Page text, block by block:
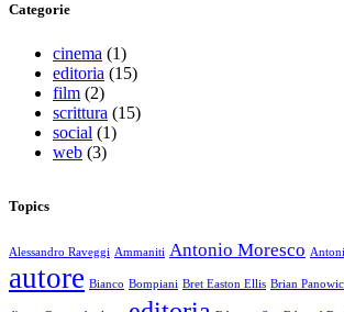
Categorie
cinema (1)
editoria (15)
film (2)
scrittura (15)
social (1)
web (3)
Topics
Alessandro Raveggi Ammaniti Antonio Moresco
autore Bianco Bompiani Bret Easton Ellis Brian